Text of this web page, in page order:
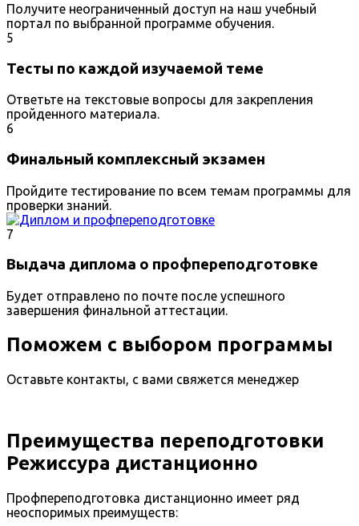
Получите неограниченный доступ на наш учебный
портал по выбранной программе обучения.
5
Тесты по каждой изучаемой теме
Ответьте на текстовые вопросы для закрепления
пройденного материала.
6
Финальный комплексный экзамен
Пройдите тестирование по всем темам программы для
проверки знаний.
7
Выдача диплома о профпереподготовке
Будет отправлено по почте после успешного
завершения финальной аттестации.
Поможем с выбором программы
Оставьте контакты, с вами свяжется менеджер
Преимущества переподготовки
Режиссура дистанционно
Профпереподготовка дистанционно имеет ряд
неоспоримых преимуществ: